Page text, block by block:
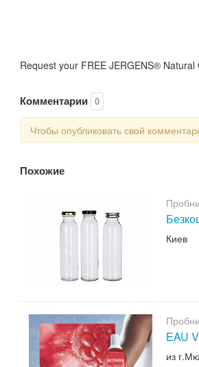
Request your FREE JERGENS®
Комментарии 0
Чтобы опубликовать свой
Похожие
Киев
EAU
из